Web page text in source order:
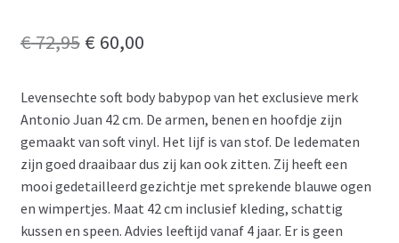
€72,95 Oorspronkelijke
was:
€ 72,95.
€ 60,00Huidige
is:
€ 60,00.
Levensechte soft body babypop van het exclusieve merk
Antonio Juan 42 cm. De armen, benen en hoofdje zijn
gemaakt van soft vinyl. Het lijf is van stof. De ledematen
zijn goed draaibaar dus zij kan ook zitten. Zij heeft een
mooi gedetailleerd gezichtje met sprekende blauwe ogen
en wimpertjes. Maat 42 cm inclusief kleding, schattig
kussen en speen. Advies leeftijd vanaf 4 jaar. Er is geen